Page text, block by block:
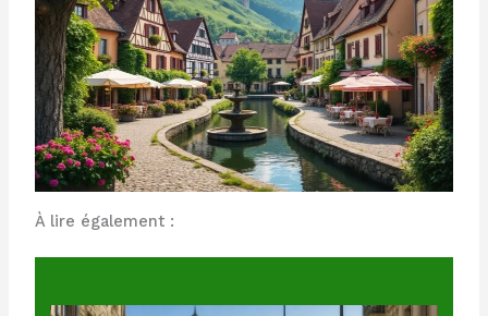
À lire également :